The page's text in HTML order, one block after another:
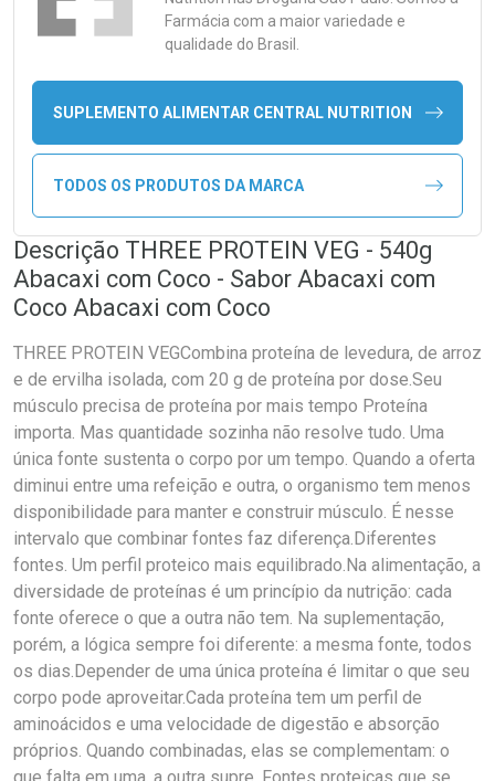
Farmácia com a maior variedade e
qualidade do Brasil.
SUPLEMENTO ALIMENTAR CENTRAL NUTRITION
TODOS OS PRODUTOS DA MARCA
Descrição THREE PROTEIN VEG - 540g
Abacaxi com Coco - Sabor Abacaxi com
Coco Abacaxi com Coco
THREE PROTEIN VEGCombina proteína de levedura, de arroz
e de ervilha isolada, com 20 g de proteína por dose.Seu
músculo precisa de proteína por mais tempo Proteína
importa. Mas quantidade sozinha não resolve tudo. Uma
única fonte sustenta o corpo por um tempo. Quando a oferta
diminui entre uma refeição e outra, o organismo tem menos
disponibilidade para manter e construir músculo. É nesse
intervalo que combinar fontes faz diferença.Diferentes
fontes. Um perfil proteico mais equilibrado.Na alimentação, a
diversidade de proteínas é um princípio da nutrição: cada
fonte oferece o que a outra não tem. Na suplementação,
porém, a lógica sempre foi diferente: a mesma fonte, todos
os dias.Depender de uma única proteína é limitar o que seu
corpo pode aproveitar.Cada proteína tem um perfil de
aminoácidos e uma velocidade de digestão e absorção
próprios. Quando combinadas, elas se complementam: o